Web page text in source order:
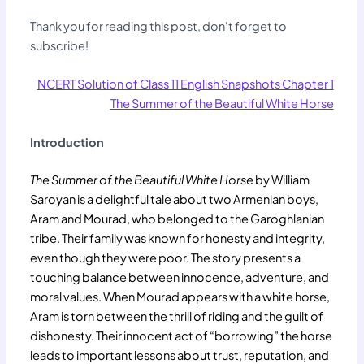
Thank you for reading this post, don't forget to
subscribe!
NCERT Solution of Class 11 English Snapshots Chapter 1
The Summer of the Beautiful White Horse
Introduction
The Summer of the Beautiful White Horseby William
Saroyan is a delightful tale about two Armenian boys,
Aram and Mourad, who belonged to the Garoghlanian
tribe. Their family was known for honesty and integrity,
even though they were poor. The story presents a
touching balance between innocence, adventure, and
moral values. When Mourad appears with a white horse,
Aram is torn between the thrill of riding and the guilt of
dishonesty. Their innocent act of “borrowing” the horse
leads to important lessons about trust, reputation, and